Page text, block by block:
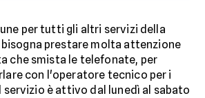
per tutti gli altri servizi della
prestare molta attenzione
che smista le telefonate, per
con l'operatore tecnico per i
servizio è attivo dal lunedì al sabato